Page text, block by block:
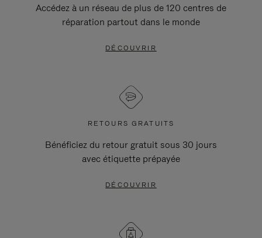
Accédez à un réseau de plus de 120 centres de
réparation partout dans le monde
DÉCOUVRIR
RETOURS GRATUITS
Bénéficiez du retour gratuit sous 30 jours
avec étiquette prépayée
DÉCOUVRIR